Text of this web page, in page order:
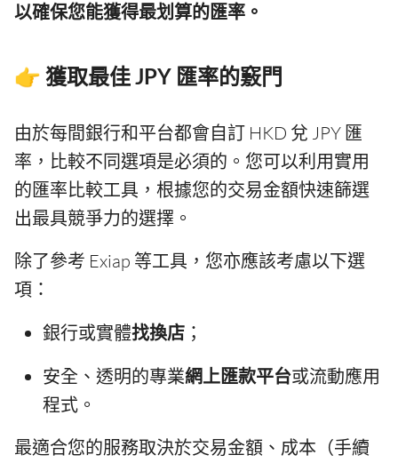
以確保您能獲得最划算的匯率。
👉 獲取最佳 JPY 匯率的竅門
由於每間銀行和平台都會自訂 HKD 兌 JPY 匯
率，比較不同選項是必須的。您可以利用實用
的匯率比較工具，根據您的交易金額快速篩選
出最具競爭力的選擇。
除了參考 Exiap 等工具，您亦應該考慮以下選
項：
銀行或實體找換店 ；
安全、透明的專業網上匯款平台或流動應用
程式。
最適合您的服務取決於交易金額、成本（手續